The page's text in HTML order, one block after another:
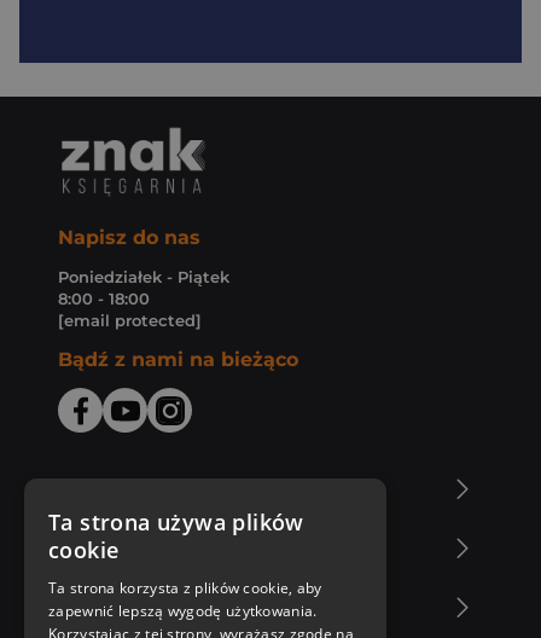
Napisz do nas
Poniedziałek - Piątek
8:00 - 18:00
[email protected]
Bądź z nami na bieżąco
Zakupy u nas
Nasza oferta
Ta strona używa plików
cookie
Ta strona korzysta z plików cookie, aby
zapewnić lepszą wygodę użytkowania.
Korzystając z tej strony, wyrażasz zgodę na